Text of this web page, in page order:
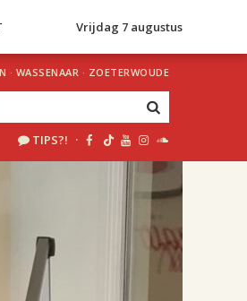
Vrijdag 7 augustus
· WASSENAAR · ZOETERWOUDE
TIPS?! ·
uur 1 van 2
Volgend uur